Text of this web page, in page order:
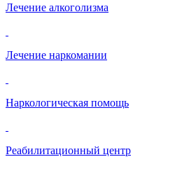
Лечение алкоголизма
Лечение наркомании
Наркологическая помощь
Реабилитационный центр